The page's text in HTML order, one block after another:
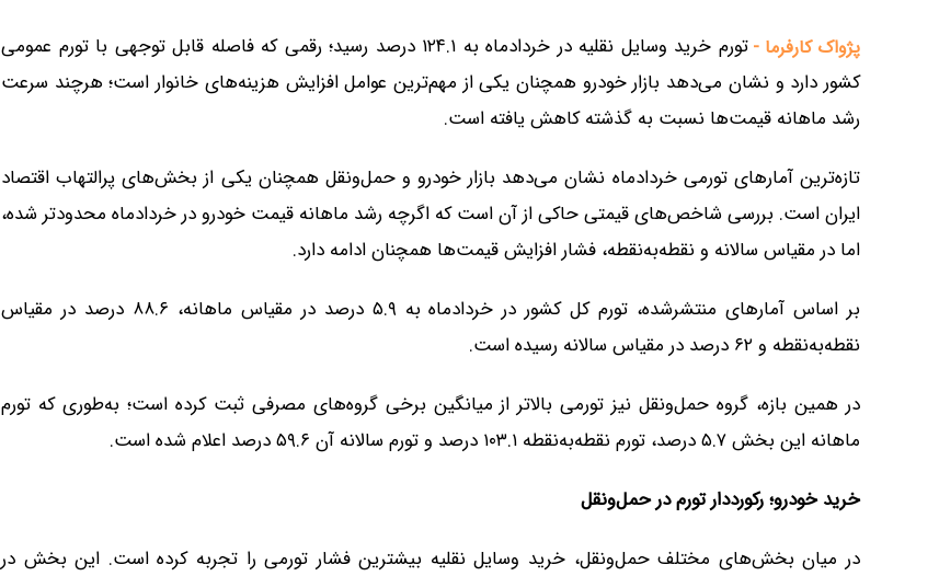
پژواک کارفرما -
تورم خرید وسایل نقلیه در خردادماه به ۱۲۴.۱ درصد رسید؛ رقمی که فاصله قابل توجهی با تورم عمومی
کشور دارد و نشان می‌دهد بازار خودرو همچنان یکی از مهم‌ترین عوامل افزایش هزینه‌های خانوار است؛ هرچند سرعت
رشد ماهانه قیمت‌ها نسبت به گذشته کاهش یافته است.
تازه‌ترین آمارهای تورمی خردادماه نشان می‌دهد بازار خودرو و حمل‌ونقل همچنان یکی از بخش‌های پرالتهاب اقتصاد
ایران است. بررسی شاخص‌های قیمتی حاکی از آن است که اگرچه رشد ماهانه قیمت خودرو در خردادماه محدودتر شده،
اما در مقیاس سالانه و نقطه‌به‌نقطه، فشار افزایش قیمت‌ها همچنان ادامه دارد.
بر اساس آمارهای منتشرشده، تورم کل کشور در خردادماه به ۵.۹ درصد در مقیاس ماهانه، ۸۸.۶ درصد در مقیاس
نقطه‌به‌نقطه و ۶۲ درصد در مقیاس سالانه رسیده است.
در همین بازه، گروه حمل‌ونقل نیز تورمی بالاتر از میانگین برخی گروه‌های مصرفی ثبت کرده است؛ به‌طوری که تورم
ماهانه این بخش ۵.۷ درصد، تورم نقطه‌به‌نقطه ۱۰۳.۱ درصد و تورم سالانه آن ۵۹.۶ درصد اعلام شده است.
خرید خودرو؛ رکورددار تورم در حمل‌ونقل
در میان بخش‌های مختلف حمل‌ونقل، خرید وسایل نقلیه بیشترین فشار تورمی را تجربه کرده است. این بخش در